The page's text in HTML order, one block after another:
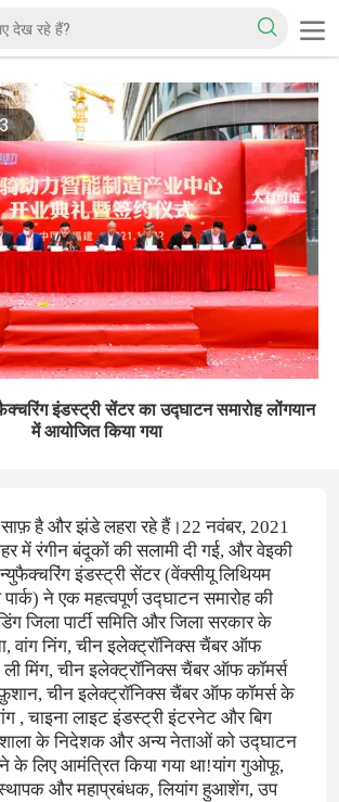
इंडस्ट्री सेंटर का उद्घाटन समारोह लोंगयान
में आयोजित किया गया
है और झंडे लहरा रहे हैं।22 नवंबर, 2021
में रंगीन बंदूकों की सलामी दी गई, और वेइकी
इंडस्ट्री सेंटर (वेंक्सीयू लिथियम
ने एक महत्वपूर्ण उद्घाटन समारोह की
जिला पार्टी समिति और जिला सरकार के
वांग निंग, चीन इलेक्ट्रॉनिक्स चैंबर ऑफ
ली मिंग, चीन इलेक्ट्रॉनिक्स चैंबर ऑफ कॉमर्स
फ़ुशान, चीन इलेक्ट्रॉनिक्स चैंबर ऑफ कॉमर्स के
, चाइना लाइट इंडस्ट्री इंटरनेट और बिग
के निदेशक और अन्य नेताओं को उद्घाटन
के लिए आमंत्रित किया गया था!यांग गुओफू,
और महाप्रबंधक, लियांग हुआशेंग, उप